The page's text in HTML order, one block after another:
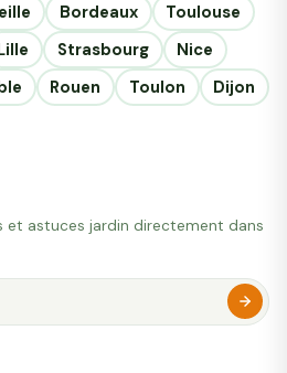
Bordeaux
Toulouse
Strasbourg
Nice
Rouen Toulon
Dijon
et astuces jardin directement dans